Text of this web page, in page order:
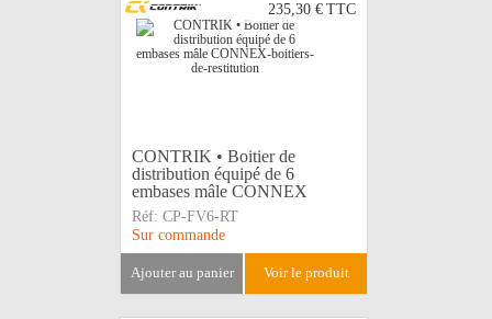
235,30 € TTC
CONTRIK • Boitier de
distribution équipé de 6
embases mâle CONNEX
Réf: CP-FV6-RT
Sur commande
ajouter au panier voir le produit